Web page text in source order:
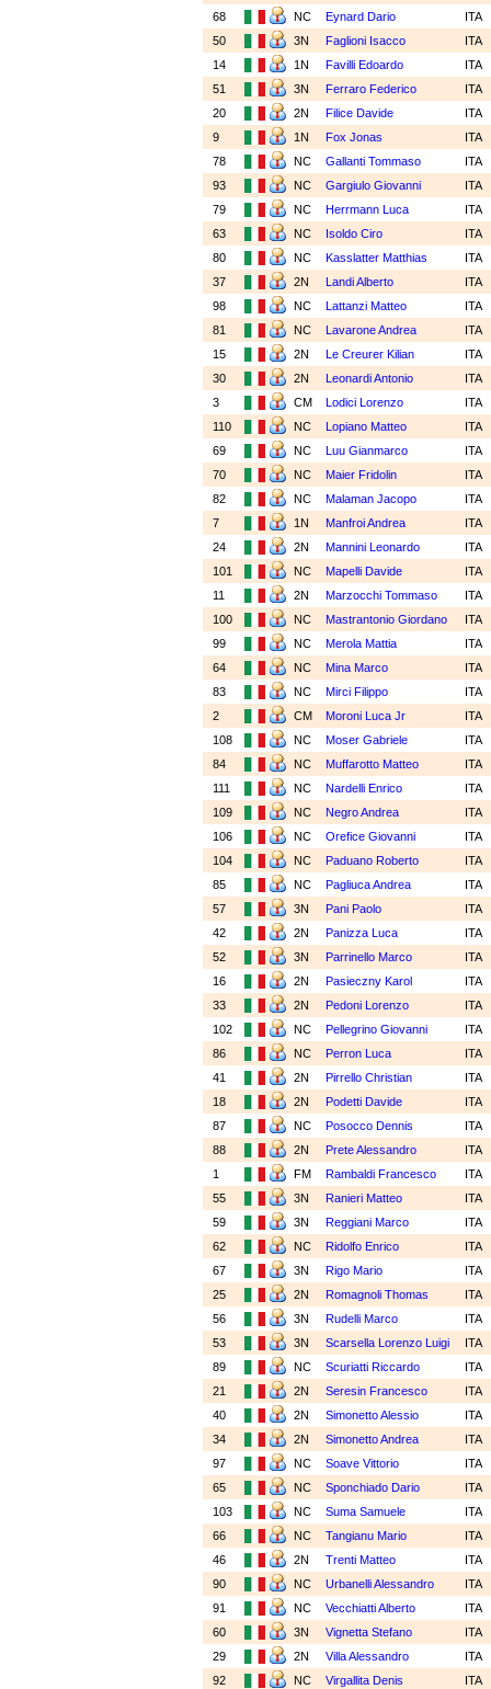
68
NC Eynard Dario
ITA
50
3N Faglioni Isacco
ITA
14
1N Favilli Edoardo
ITA
51
3N Ferraro Federico
ITA
20
2N Filice Davide
ITA
9
1N Fox Jonas
ITA
78
NC Gallanti Tommaso
ITA
93
NC Gargiulo Giovanni
ITA
79
NC Herrmann Luca
ITA
63
NC Isoldo Ciro
ITA
80
NC Kasslatter Matthias
ITA
37
2N Landi Alberto
ITA
98
NC Lattanzi Matteo
ITA
81
NC Lavarone Andrea
ITA
15
2N Le Creurer Kilian
ITA
30
2N Leonardi Antonio
ITA
3
CM Lodici Lorenzo
ITA
110
NC Lopiano Matteo
ITA
69
NC Luu Gianmarco
ITA
70
NC Maier Fridolin
ITA
82
NC Malaman Jacopo
ITA
7
1N Manfroi Andrea
ITA
24
2N Mannini Leonardo
ITA
101
NC Mapelli Davide
ITA
11
2N Marzocchi Tommaso
ITA
100
NC Mastrantonio Giordano
ITA
99
NC Merola Mattia
ITA
64
NC Mina Marco
ITA
83
NC Mirci Filippo
ITA
2
CM Moroni Luca Jr
ITA
108
NC Moser Gabriele
ITA
84
NC Muffarotto Matteo
ITA
111
NC Nardelli Enrico
ITA
109
NC Negro Andrea
ITA
106
NC Orefice Giovanni
ITA
104
NC Paduano Roberto
ITA
85
NC Pagliuca Andrea
ITA
57
3N Pani Paolo
ITA
42
2N Panizza Luca
ITA
52
3N Parrinello Marco
ITA
16
2N Pasieczny Karol
ITA
33
2N Pedoni Lorenzo
ITA
102
NC Pellegrino Giovanni
ITA
86
NC Perron Luca
ITA
41
2N Pirrello Christian
ITA
18
2N Podetti Davide
ITA
87
NC Posocco Dennis
ITA
88
2N Prete Alessandro
ITA
1
FM Rambaldi Francesco
ITA
55
3N Ranieri Matteo
ITA
59
3N Reggiani Marco
ITA
62
NC Ridolfo Enrico
ITA
67
3N Rigo Mario
ITA
25
2N Romagnoli Thomas
ITA
56
3N Rudelli Marco
ITA
53
3N Scarsella Lorenzo Luigi
ITA
89
NC Scuriatti Riccardo
ITA
21
2N Seresin Francesco
ITA
40
2N Simonetto Alessio
ITA
34
2N Simonetto Andrea
ITA
97
NC Soave Vittorio
ITA
65
NC Sponchiado Dario
ITA
103
NC Suma Samuele
ITA
66
NC Tangianu Mario
ITA
46
2N Trenti Matteo
ITA
90
NC Urbanelli Alessandro
ITA
91
NC Vecchiatti Alberto
ITA
60
3N Vignetta Stefano
ITA
29
2N Villa Alessandro
ITA
92
NC Virgallita Denis ITA